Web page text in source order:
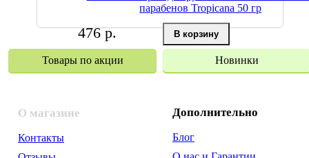
парабенов Tropicana 50 гр
476 р.
Товары по акции Новинки
О магазине
Контакты
Дополнительно
Блог